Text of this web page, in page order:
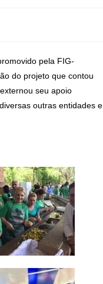
pela FIG-
do projeto que contou
seu apoio
outras entidades e